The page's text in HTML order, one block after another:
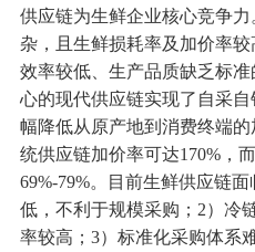
供应链为生鲜企业核心竞争
杂，且生鲜损耗率及加价率较
效率较低、生产品质缺乏标
心的现代供应链实现了自采
幅降低从原产地到消费终端
统供应链加价率可达170%，
69%-79%。目前生鲜供应链
低，不利于规模采购；2）冷
率较高；3）标准化采购体系